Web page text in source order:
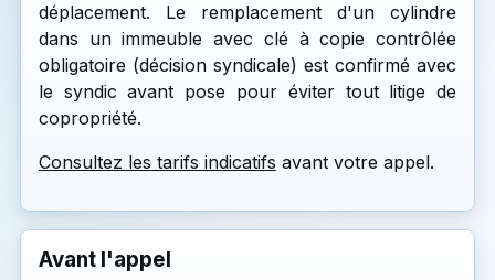
déplacement. Le remplacement d'un cylindre
dans un immeuble avec clé à copie contrôlée
obligatoire (décision syndicale) est confirmé avec
le syndic avant pose pour éviter tout litige de
copropriété.
Consultez les tarifs indicatifs avant votre appel.
Avant l'appel